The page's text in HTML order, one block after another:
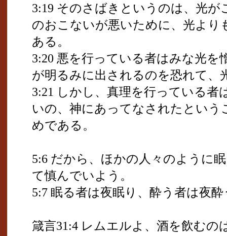
3:19 そのさばきというのは、光
のおこないが悪いために、光より
ある。
3:20 悪を行っている者はみな光
が明るみに出されるのを恐れて、
3:21 しかし、真理を行っている者
いの、神にあってなされたとい
めである。
5:6 だから、ほかの人々のように
て慎んでいよう。
5:7 眠る者は夜眠り、酔う者は夜
箴言31:4 レムエルよ、酒を飲む